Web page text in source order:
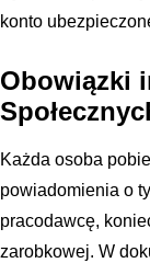
konto
Obowiązki
Każda osoba
powiadomienia o
pracodawcę,
zarobkowej. W